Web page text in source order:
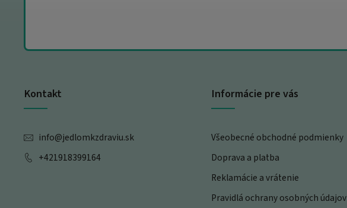
Kontakt
info@jedlomkzdraviu.sk
+421918399164
Informácie pre vás
Všeobecné obchodné podmienky
Doprava a platba
Reklamácie a vrátenie
Pravidlá ochrany osobných údajov